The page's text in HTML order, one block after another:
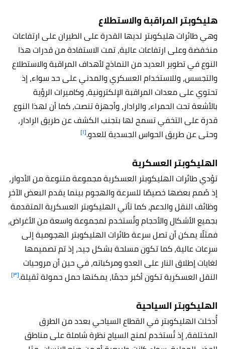
هليكوبتر المراقبة والاستطلاع
وهي طائرات هليكوبتر لديها القدرة على الطيران على ارتفاعات
منخفضة وعلى ارتفاعات عالية، تمت الاستفادة من قدرات هذا
النوع في تطوير العديد من النماذج لأهداف المراقبة والاستطلاع
والتجسس، وللاستخدام العسكري والمدني على حد سواء، إذ
تحتوي على معدات المراقبة الإلكترونية، وكاميرات الرؤية
بالأشعة تحت الحمراء، والرادار، وأجهزة تنصت، كما أن لهذا النوع
قدرة على التخفي تسمح لها بتجنب الكشف عن طريق الرادار،
وحتى عن طريق الحواس الجسدية للعدو.[١]
الهليكوبتر العسكرية
تؤدي طائرات الهليكوبتر العسكرية مجموعة متنوعة من الأدوار،
إذ صُمم بعضها خصيصًا للسرعة والهجوم بينما يقدم البعض الآخر
وظائف النقل والدعم، كما تأتي الهليكوبتر العسكرية المتقدمة
بجميع الأشكال والأحجام وتُستخدم لمجموعة واسعة من الأغراض،
فمثلًا يمكن أن تصل سرعة طائرات الهليكوبتر الهجومية إلى
سرعات عالية، كما تكون مسلحة بشكل جيد، إذ تم تصميمها
لغايات إطلاق النار على العدو ومركباته، في حين أن مروحيات
النقل العسكرية تكون أكبر حجمًا، يمكنها حمل حمولة ثقيلة.[٣]
الهليكوبتر السياحية
أُدخلت الهليكوبتر في القطاع السياحي بعدد من الطرق
المختلفة، إذ تُستخدم لمنح السياح نظرة شاملة على مناطق